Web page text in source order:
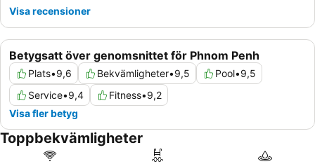
Betygsatt över genomsnittet för Phnom Penh
Plats•9,6 Bekvämligheter•9,5 Pool•9,5
Service•9,4 Fitness•9,2
Visa fler betyg
Visa recensioner
Toppbekvämligheter